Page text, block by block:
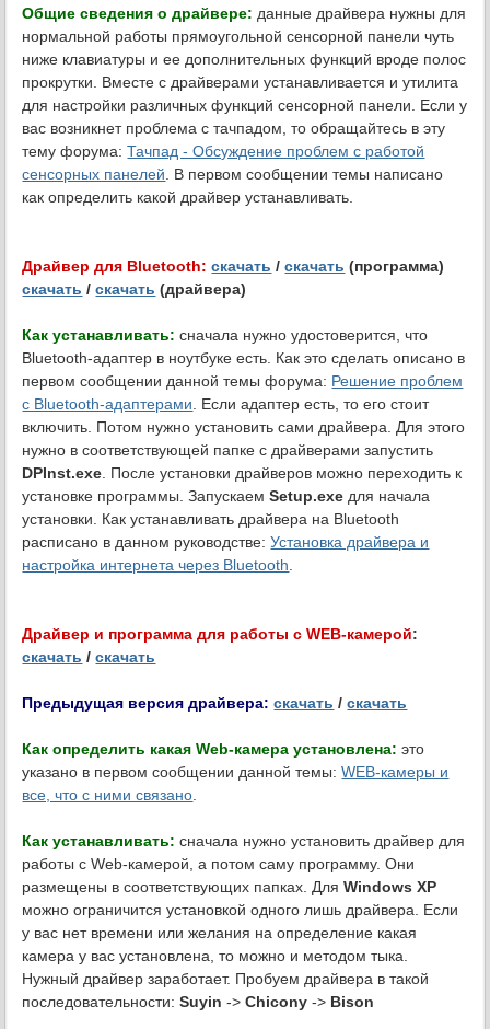
Общие сведения о драйвере: данные драйвера нужны для
нормальной работы прямоугольной сенсорной панели чуть
ниже клавиатуры и ее дополнительных функций вроде полос
прокрутки. Вместе с драйверами устанавливается и утилита
для настройки различных функций сенсорной панели. Если у
вас возникнет проблема с тачпадом, то обращайтесь в эту
тему форума:Тачпад - Обсуждение проблем с работой
сенсорных панелей . В первом сообщении темы написано
как определить какой драйвер устанавливать.
Драйвер для Bluetooth: скачать /скачать (программа)
скачать /скачать (драйвера)
Как устанавливать: сначала нужно удостоверится, что
Bluetooth-адаптер в ноутбуке есть. Как это сделать описано в
первом сообщении данной темы форума: Решение проблем
с Bluetooth-адаптерами . Если адаптер есть, то его стоит
включить. Потом нужно установить сами драйвера. Для этого
нужно в соответствующей папке с драйверами запустить
DPInst.exe . После установки драйверов можно переходить к
установке программы. ЗапускаемSetup.exe для начала
установки. Как устанавливать драйвера на Bluetooth
расписано в данном руководстве:Установка драйвера и
настройка интернета через Bluetooth
Драйвер и программа для работы с WEB-камерой:
скачать /скачать
Предыдущая версия драйвера: скачать /скачать
Как определить какая Web-камера установлена: это
указано в первом сообщении данной темы:WEB-камеры и
все, что с ними связано
Как устанавливать: сначала нужно установить драйвер для
работы с Web-камерой, а потом саму программу. Они
размещены в соответствующих папках. ДляWindows XP
можно ограничится установкой одного лишь драйвера. Если
у вас нет времени или желания на определение какая
камера у вас установлена, то можно и методом тыка.
Нужный драйвер заработает. Пробуем драйвера в такой
последовательности:Suyin ->Chicony -> Bison